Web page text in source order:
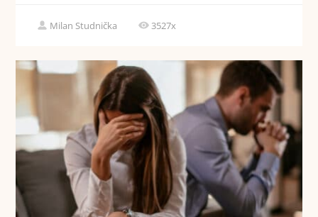
Milan Studnička 3527x